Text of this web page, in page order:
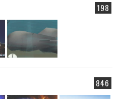
198
846